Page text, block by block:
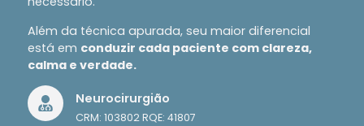
Além da técnica apurada, seu maior diferencial
está em conduzir cada paciente com clareza,
calma e verdade.
Neurocirurgião
CRM: 103802 RQE: 41807